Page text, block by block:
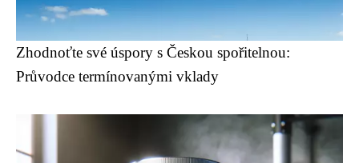
Zhodnoťte své úspory s Českou spořitelnou:
Průvodce termínovanými vklady